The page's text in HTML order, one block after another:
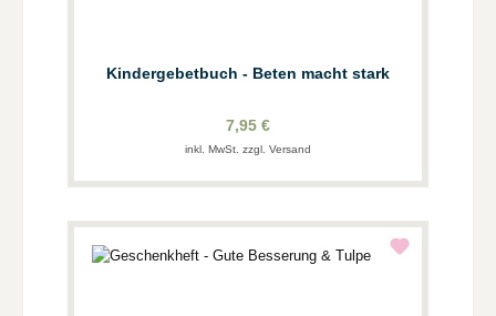
Kindergebetbuch - Beten macht stark
7,95 €
inkl. MwSt. zzgl. Versand